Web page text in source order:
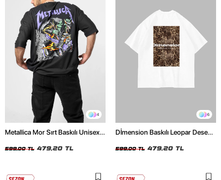
4
Metallica Mor Sırt Baskılı Unisex
599,00 TL 479,20 TL
6
Dİmension Baskılı Leopar Desenli
Tshirt
599,00 TL 479,20 TL